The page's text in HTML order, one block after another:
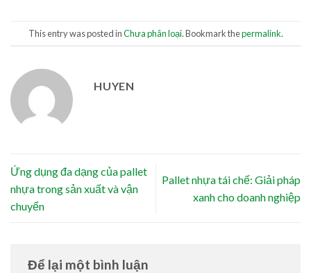
This entry was posted inChưa phân loại. Bookmark thepermalink.
HUYEN
Ứng dụng đa dạng của pallet
nhựa trong sản xuất và vận
chuyển
Pallet nhựa tái chế: Giải pháp
xanh cho doanh nghiệp
Để lại một bình luận